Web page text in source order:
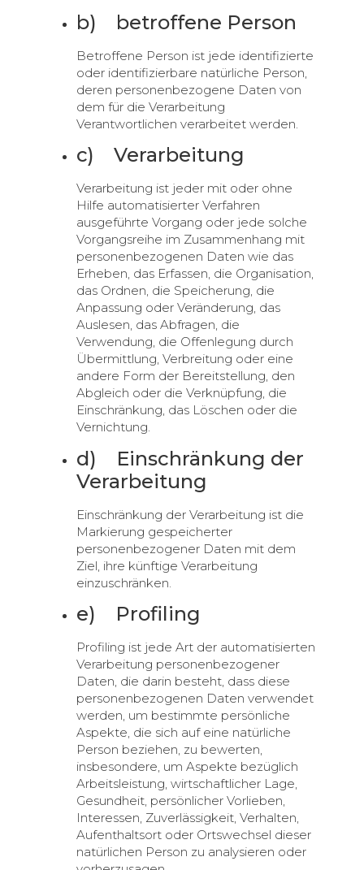
b) betroffene Person
Betroffene Person ist jede identifizierte
oder identifizierbare natürliche Person,
deren personenbezogene Daten von
dem für die Verarbeitung
Verantwortlichen verarbeitet werden.
c) Verarbeitung
Verarbeitung ist jeder mit oder ohne
Hilfe automatisierter Verfahren
ausgeführte Vorgang oder jede solche
Vorgangsreihe im Zusammenhang mit
personenbezogenen Daten wie das
Erheben, das Erfassen, die Organisation,
das Ordnen, die Speicherung, die
Anpassung oder Veränderung, das
Auslesen, das Abfragen, die
Verwendung, die Offenlegung durch
Übermittlung, Verbreitung oder eine
andere Form der Bereitstellung, den
Abgleich oder die Verknüpfung, die
Einschränkung, das Löschen oder die
Vernichtung.
d) Einschränkung der
Verarbeitung
Einschränkung der Verarbeitung ist die
Markierung gespeicherter
personenbezogener Daten mit dem
Ziel, ihre künftige Verarbeitung
einzuschränken.
e) Profiling
Profiling ist jede Art der automatisierten
Verarbeitung personenbezogener
Daten, die darin besteht, dass diese
personenbezogenen Daten verwendet
werden, um bestimmte persönliche
Aspekte, die sich auf eine natürliche
Person beziehen, zu bewerten,
insbesondere, um Aspekte bezüglich
Arbeitsleistung, wirtschaftlicher Lage,
Gesundheit, persönlicher Vorlieben,
Interessen, Zuverlässigkeit, Verhalten,
Aufenthaltsort oder Ortswechsel dieser
natürlichen Person zu analysieren oder